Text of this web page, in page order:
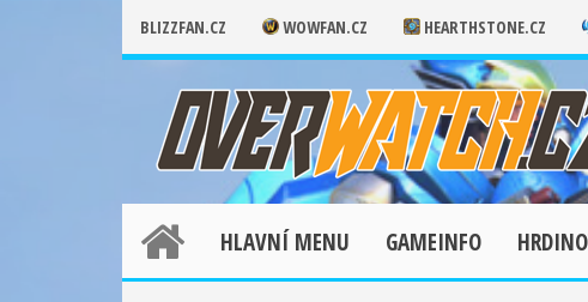
BLIZZFAN.CZ WOWFAN.CZ HEARTHSTONE.CZ
HLAVNÍ MENU GAMEINFO